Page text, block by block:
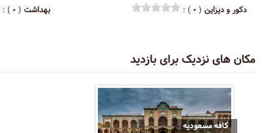
دکور و دیزاین ( ۰ ) : بهداشت ( ۰ ) :
مکان های نزدیک برای بازدید
کافه مسعودیه